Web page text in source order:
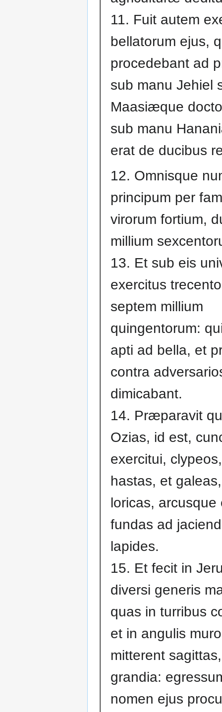
11. Fuit autem
bellatorum ejus,
procedebant ad
sub manu Jehiel
Maasiæque
sub manu
erat de ducibus
12. Omnisque
principum per
virorum fortium,
millium
13. Et sub eis
exercitus
septem millium
quingentorum:
apti ad bella, et
contra
dimicabant.
14. Præparavit
Ozias, id est,
exercitui,
hastas, et
loricas, arcusque
fundas ad
lapides.
15. Et fecit in
diversi generis
quas in turribus
et in angulis
mitterent
grandia:
nomen ejus